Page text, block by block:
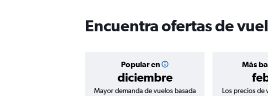
Encuentra ofertas de
Popular en
diciembre
Más
Mayor demanda de vuelos basada
Los precios de